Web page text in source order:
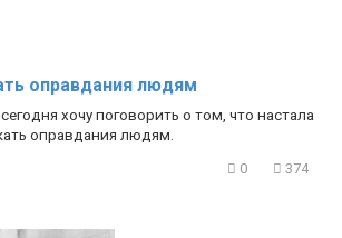
оправдания людям
хочу поговорить о том, что настала
оправдания людям.
0 374